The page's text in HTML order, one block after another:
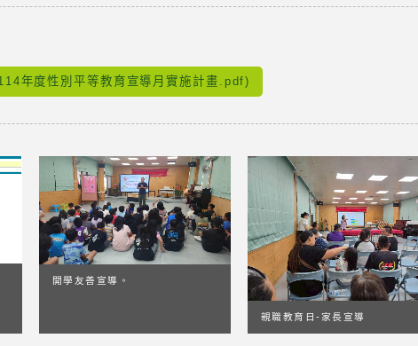
年度性別平等教育宣導月實施計畫.pdf)
開學友善宣導。
親職教育日-家長宣導